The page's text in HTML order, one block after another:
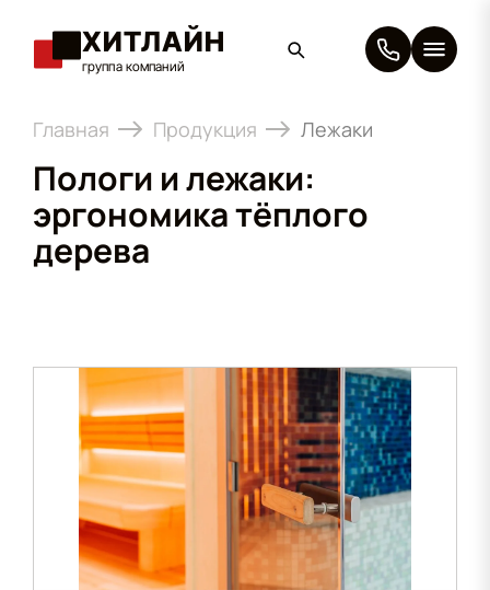
ХИТЛАЙН
группа компаний
Главная Продукция Лежаки
Пологи и лежаки:
эргономика тёплого
дерева